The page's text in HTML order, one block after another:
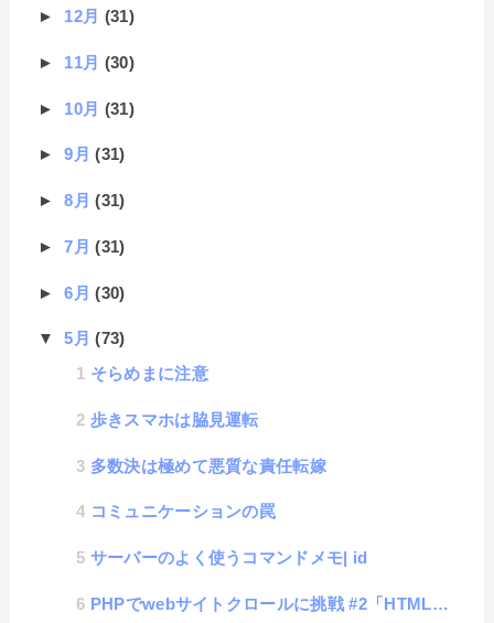
► 12月 (31)
► 11月 (30)
► 10月 (31)
►9月(31)
►8月(31)
►7月(31)
►6月(30)
▼5月(73)
そらめまに注意
歩きスマホは脇見運転
多数決は極めて悪質な責任転嫁
コミュニケーションの罠
サーバーのよく使うコマンドメモ| id
PHPでwebサイトクロールに挑戦 #2「HTMLの取得」